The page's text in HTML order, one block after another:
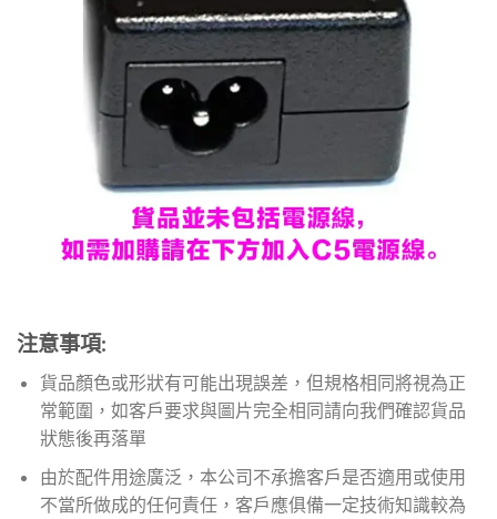
注意事項:
貨品顏色或形狀有可能出現誤差，但規格相同將視為正
常範圍，如客戶要求與圖片完全相同請向我們確認貨品
狀態後再落單
由於配件用途廣泛，本公司不承擔客戶是否適用或使用
不當所做成的任何責任，客戶應俱備一定技術知識較為